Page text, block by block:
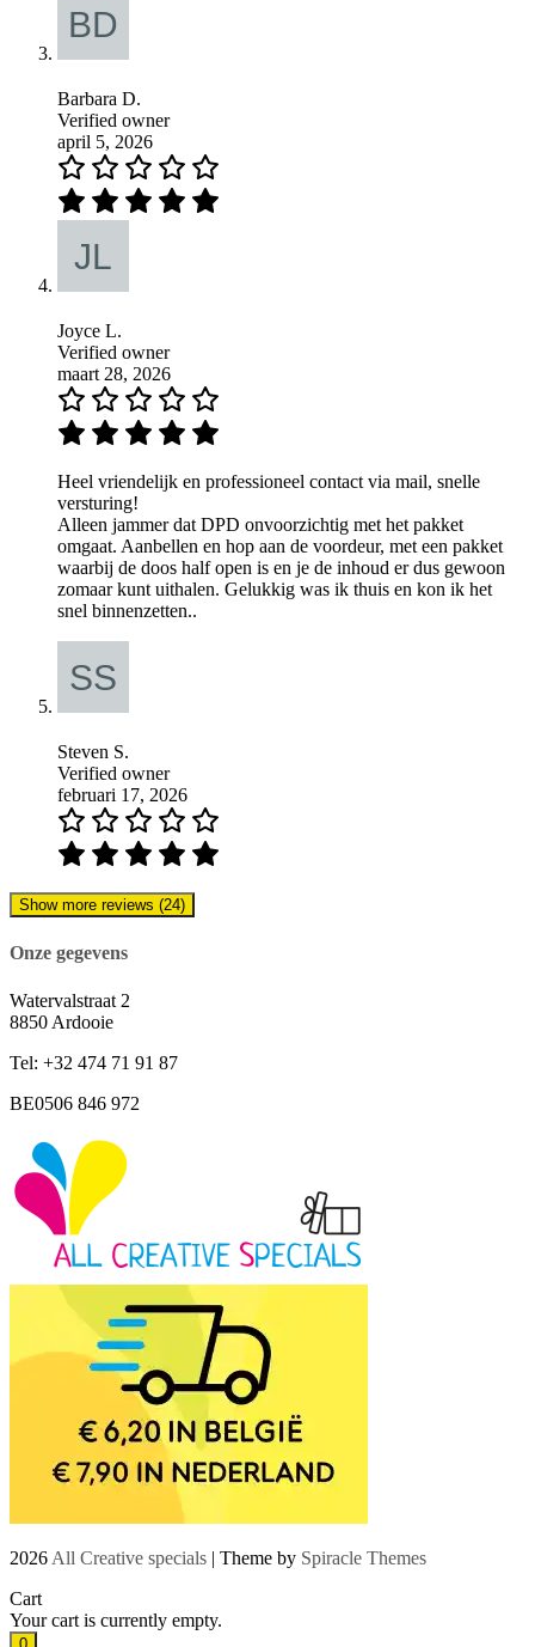
Barbara D.
Verified owner
april 5, 2026
Joyce L.
Verified owner
maart 28, 2026
Heel vriendelijk en professioneel contact via mail, snelle
versturing!
Alleen jammer dat DPD onvoorzichtig met het pakket
omgaat. Aanbellen en hop aan de voordeur, met een pakket
waarbij de doos half open is en je de inhoud er dus gewoon
zomaar kunt uithalen. Gelukkig was ik thuis en kon ik het
snel binnenzetten..
Steven S.
Verified owner
februari 17, 2026
Show more reviews (24)
Onze gegevens
Watervalstraat 2
8850 Ardooie
Tel: +32 474 71 91 87
BE0506 846 972
2026 All Creative specials | Theme by Spiracle Themes
Cart
Your cart is currently empty.